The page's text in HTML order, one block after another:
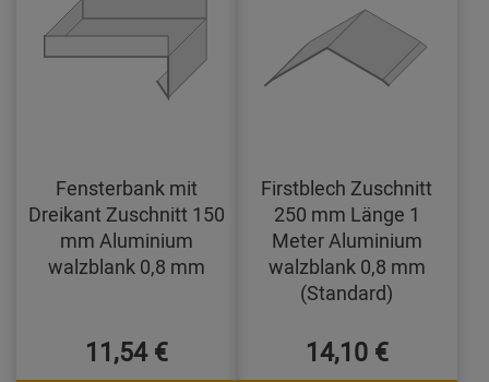
Fensterbank mit
Dreikant Zuschnitt 150
mm Aluminium
walzblank 0,8 mm
11,54 €
Firstblech Zuschnitt
250 mm Länge 1
Meter Aluminium
walzblank 0,8 mm
(Standard)
14,10 €